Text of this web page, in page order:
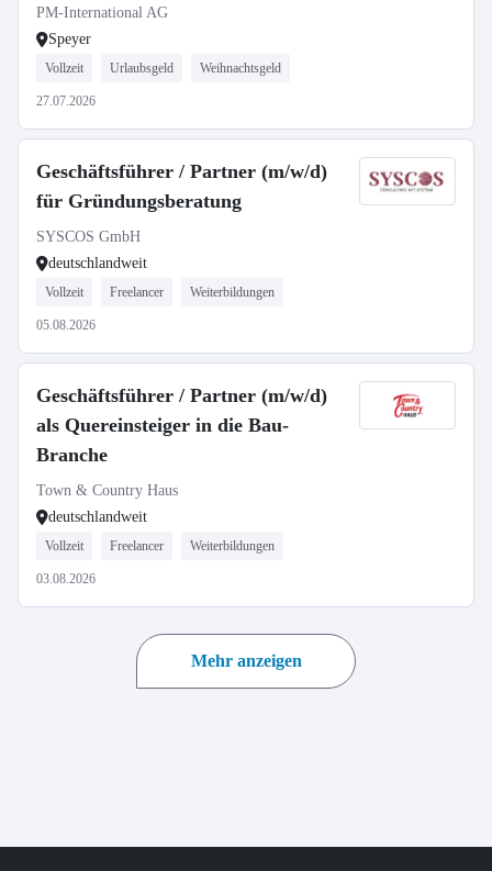
PM-International AG
Speyer
Vollzeit Urlaubsgeld Weihnachtsgeld
27.07.2026
Geschäftsführer / Partner (m/w/d)
für Gründungsberatung
SYSCOS GmbH
deutschlandweit
Vollzeit Freelancer Weiterbildungen
05.08.2026
Geschäftsführer / Partner (m/w/d)
als Quereinsteiger in die Bau-
Branche
Town & Country Haus
deutschlandweit
Vollzeit Freelancer Weiterbildungen
03.08.2026
Mehr anzeigen